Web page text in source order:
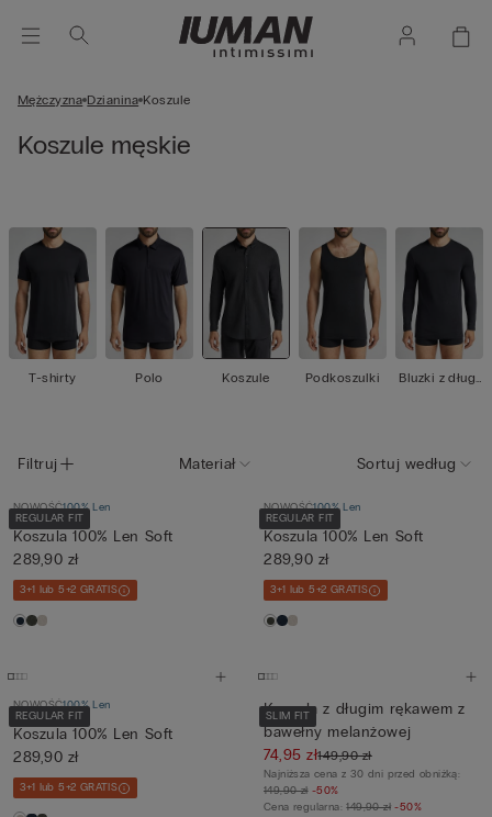
Mężczyzna Dzianina Koszule
Koszule męskie
T-shirty Polo Koszule Podkoszulki
Bluzki z długi
Filtruj Materiał Sortuj według
REGULAR FIT
NOWOŚĆ100% Len
Koszula 100% Len Soft
289,90 zł
3+1 lub 5+2 GRATIS
REGULAR FIT
NOWOŚĆ100% Len
Koszula 100% Len Soft
289,90 zł
3+1 lub 5+2 GRATIS
REGULAR FIT
NOWOŚĆ100% Len
Koszula 100% Len Soft
289,90 zł
3+1 lub 5+2 GRATIS
SLIM FIT
Koszula z długim rękawem z
bawełny melanżowej
74,95 zł149,90 zł
Najniższa cena z 30 dni przed obniżką:
149,90 zł -50%
Cena regularna:149,90 zł -50%